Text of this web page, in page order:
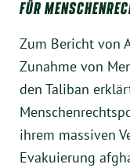
FÜR
Zum Bericht von
Zunahme von
den Taliban
ihrem massiven
Evakuierung